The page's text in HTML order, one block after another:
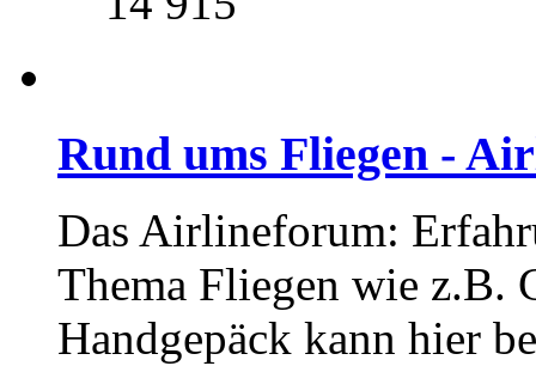
Rund ums Fliegen -
Das Airlineforum:
Thema Fliegen wie z.B.
Handgepäck kann hier